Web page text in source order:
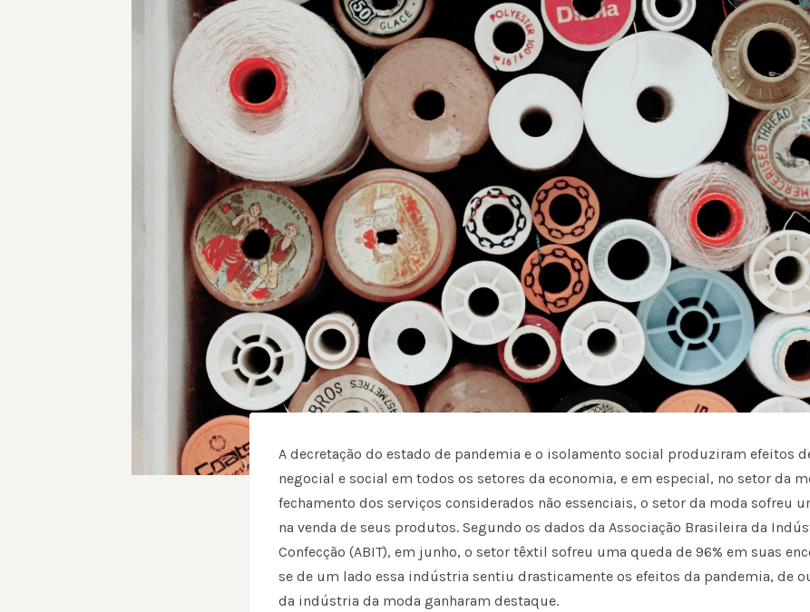
A decretação do estado de pandemia e o isolamento social produziram efeitos
negocial e social em todos os setores da economia, e em especial, no setor da
fechamento dos serviços considerados não essenciais, o setor da moda sofreu
na venda de seus produtos. Segundo os dados da Associação Brasileira da
Confecção (ABIT), em junho, o setor têxtil sofreu uma queda de 96% em suas
se de um lado essa indústria sentiu drasticamente os efeitos da pandemia, de
da indústria da moda ganharam destaque.